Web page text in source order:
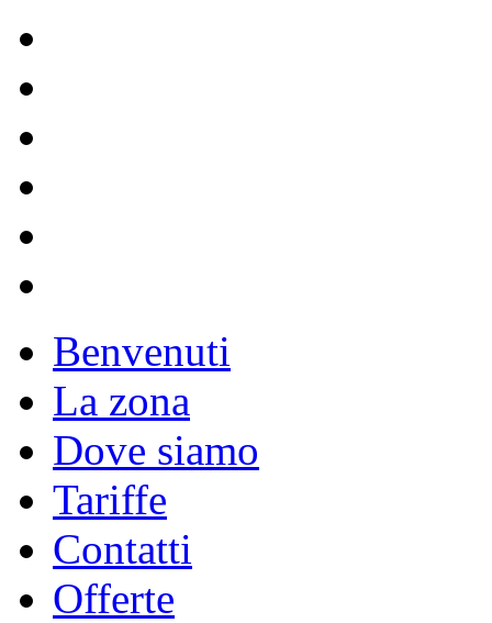
Benvenuti
La zona
Dove siamo
Tariffe
Contatti
Offerte